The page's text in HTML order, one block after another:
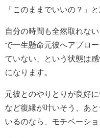
「このままでいいの？」
自分の時間も全然取れな
で一生懸命元彼へアプロ
ていない、という状態は
になります。
元彼とのやりとりが良好
など復縁が叶いそう、あ
いるのなら、モチベーシ